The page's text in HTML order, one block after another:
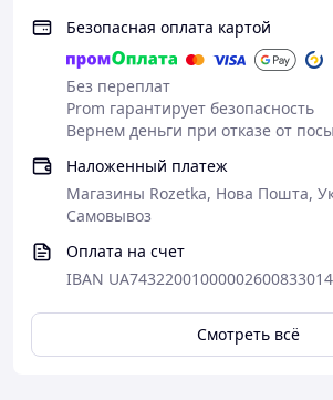
Для комфортного ремонта
использовать
Безопасная оплата картой
Без переплат
Prom гарантирует безопасность
Вернем деньги при отказе от
Наложенный платеж
Магазины Rozetka, Нова Пошта,
Самовывоз
Оплата на счет
IBAN
Смотреть всё